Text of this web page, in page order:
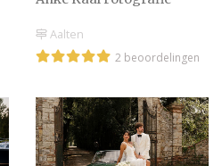
Aalten
2 beoordelingen